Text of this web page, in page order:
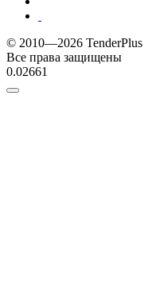
© 2010—2026 TenderPlus
Все права защищены
0.02661